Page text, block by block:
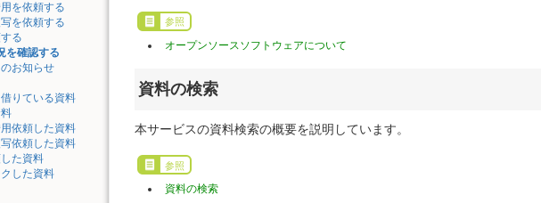
を依頼する
を依頼する
る
を確認する
お知らせ
りている資料
依頼した資料
依頼した資料
た資料
した資料
参照
オープンソースソフトウェアについて
資料の検索
本サービスの資料検索の概要を説明しています。
参照
資料の検索